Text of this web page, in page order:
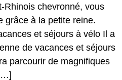
Rhinois chevronné, vous
grâce à la petite reine.
et séjours à vélo Il a
de vacances et séjours
parcourir de magnifiques